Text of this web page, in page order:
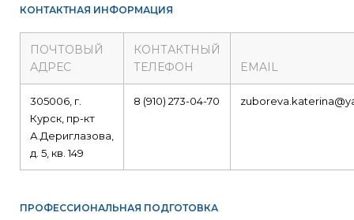
КОНТАКТНАЯ ИНФОРМАЦИЯ
ПОЧТОВЫЙ
АДРЕС
КОНТАКТНЫЙ
ТЕЛЕФОН
EMAIL
305006, г.
Курск, пр-кт
А.Дериглазова,
д. 5, кв. 149
8 (910) 273-04-70
ПРОФЕССИОНАЛЬНАЯ ПОДГОТОВКА